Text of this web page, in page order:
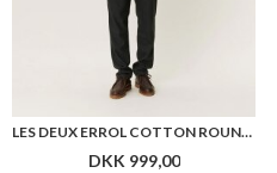
LES DEUX ERROL COTTON ROUNDNECK
DKK 999,00